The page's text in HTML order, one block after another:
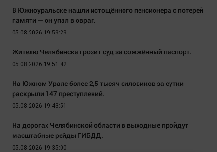
В Южноуральске нашли истощённого пенсионера с потерей
памяти — он упал в овраг.
05.08.2026 19:59:29
Жителю Челябинска грозит суд за сожжённый паспорт.
05.08.2026 19:51:42
На Южном Урале более 2,5 тысяч силовиков за сутки
раскрыли 147 преступлений.
05.08.2026 19:43:51
На дорогах Челябинской области в выходные пройдут
масштабные рейды ГИБДД.
05.08.2026 19:35:00